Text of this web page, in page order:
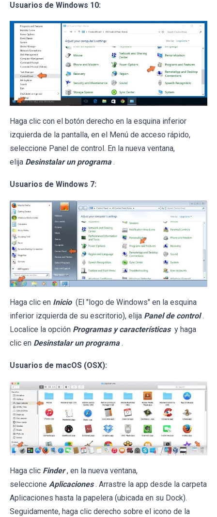
Usuarios de Windows 10:
Haga clic con el botón derecho en la esquina inferior
izquierda de la pantalla, en el Menú de acceso rápido,
seleccione Panel de control. En la nueva ventana,
elija Desinstalar un programa .
Usuarios de Windows 7:
Haga clic en Inicio (El "logo de Windows" en la esquina
inferior izquierda de su escritorio), elija Panel de control .
Localice la opción Programas y características y haga
clic en Desinstalar un programa .
Usuarios de macOS (OSX):
Haga clic Finder , en la nueva ventana,
seleccione Aplicaciones . Arrastre la app desde la carpeta
Aplicaciones hasta la papelera (ubicada en su Dock).
Seguidamente, haga clic derecho sobre el icono de la